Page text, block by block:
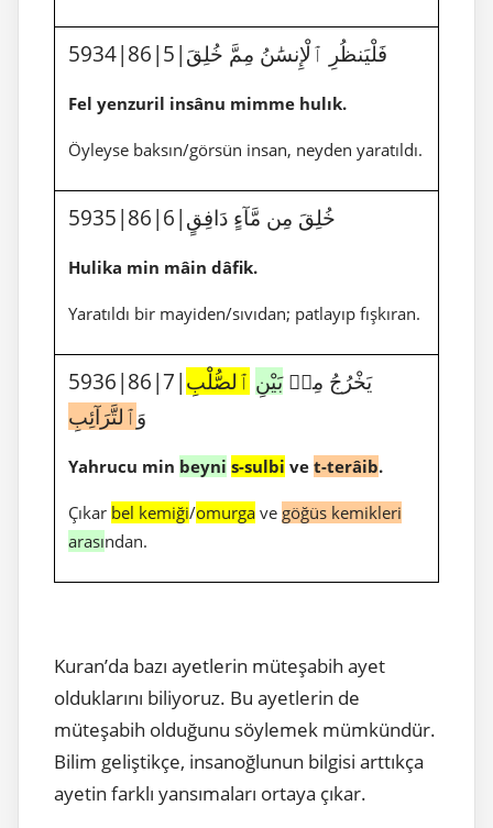
5934|86|5|فَلْيَنظُرِ ٱلْإِنسَٰنُ مِمَّ خُلِقَ
Fel yenzuril insânu mimme hulık.
Öyleyse baksın/görsün insan, neyden yaratıldı.
5935|86|6|خُلِقَ مِن مَّآءٍ دَافِقٍ
Hulika min mâin dâfik.
Yaratıldı bir mayiden/sıvıdan; patlayıp fışkıran.
5936|86|7|يَخْرُجُ مِنۢبَيْنِ ٱلصُّلْبِ
وَٱلتَّرَآئِبِ
Yahrucu min beyni s-sulbi ve t-terâib.
Çıkar bel kemiği/omurga ve göğüs kemikleri
arasından.
Kuran’da bazı ayetlerin müteşabih ayet
olduklarını biliyoruz. Bu ayetlerin de
müteşabih olduğunu söylemek mümkündür.
Bilim geliştikçe, insanoğlunun bilgisi arttıkça
ayetin farklı yansımaları ortaya çıkar.